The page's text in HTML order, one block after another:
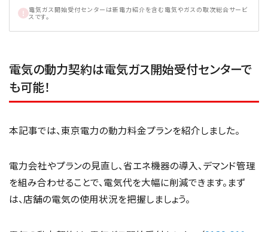
電気ガス開始受付センターは新電力紹介を含む電気やガスの取次総合サービ
スです。
電気の動力契約は電気ガス開始受付センターで
も可能！
本記事では、東京電力の動力料金プランを紹介しました。
電力会社やプランの見直し、省エネ機器の導入、デマンド管理
を組み合わせることで、電気代を大幅に削減できます。まず
は、店舗の電気の使用状況を把握しましょう。